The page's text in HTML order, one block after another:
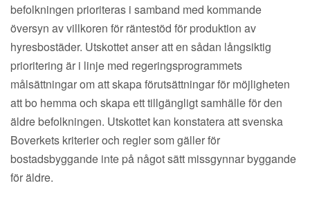
befolkningen prioriteras i samband med kommande
översyn av villkoren för räntestöd för produktion av
hyresbostäder. Utskottet anser att en sådan långsiktig
prioritering är i linje med regeringsprogrammets
målsättningar om att skapa förutsättningar för möjligheten
att bo hemma och skapa ett tillgängligt samhälle för den
äldre befolkningen. Utskottet kan konstatera att svenska
Boverkets kriterier och regler som gäller för
bostadsbyggande inte på något sätt missgynnar byggande
för äldre.